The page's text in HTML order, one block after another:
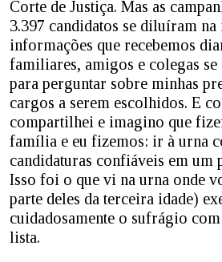
Corte de Justiça. Mas as
3.397 candidatos se diluíram na
informações que recebemos
familiares, amigos e colegas
para perguntar sobre minhas
cargos a serem escolhidos. E
compartilhei e imagino que
família e eu fizemos: ir à urna
candidaturas confiáveis em um
Isso foi o que vi na urna onde
parte deles da terceira idade)
cuidadosamente o sufrágio com
lista.